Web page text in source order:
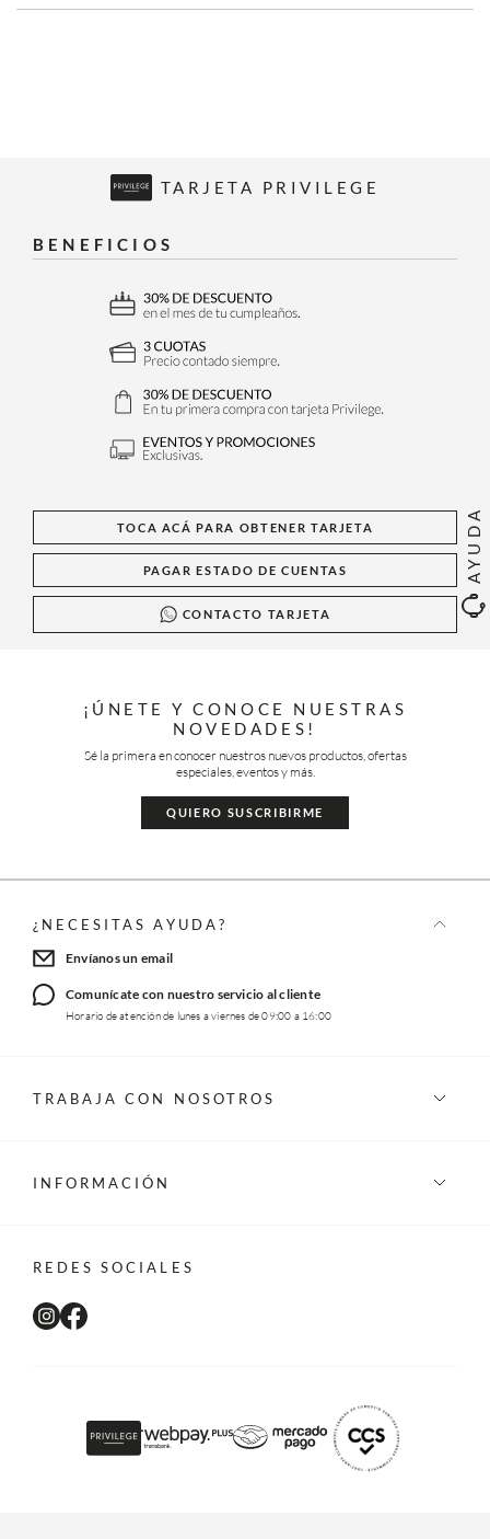
AYUDA
TARJETA PRIVILEGE
BENEFICIOS
TOCA ACÁ PARA OBTENER TARJETA
PAGAR ESTADO DE CUENTAS
CONTACTO TARJETA
¡ÚNETE Y CONOCE NUESTRAS
NOVEDADES!
Sé la primera en conocer nuestros nuevos productos, ofertas
especiales, eventos y más.
QUIERO SUSCRIBIRME
¿NECESITAS AYUDA?
Envíanos un email
Comunícate con nuestro servicio al cliente
Horario de atención de lunes a viernes de 09:00 a 16:00
TRABAJA CON NOSOTROS
INFORMACIÓN
REDES SOCIALES